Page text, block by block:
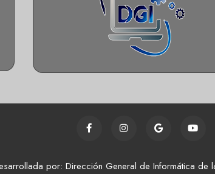
por: Dirección General de Informática de